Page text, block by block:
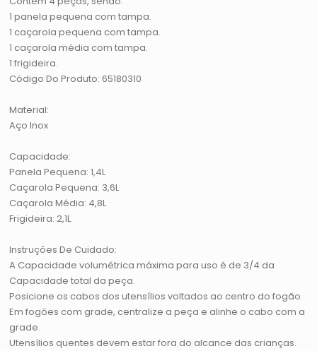
1 panela pequena com tampa.
1 caçarola pequena com tampa.
1 caçarola média com tampa.
1 frigideira.
Código Do Produto: 65180310
Material:
Aço Inox
Capacidade:
Panela Pequena: 1,4L
Caçarola Pequena: 3,6L
Caçarola Média: 4,8L
Frigideira: 2,1L
Instruções De Cuidado:
A Capacidade volumétrica máxima para uso é de 3/4 da
Capacidade total da peça.
Posicione os cabos dos utensílios voltados ao centro do fogão.
Em fogões com grade, centralize a peça e alinhe o cabo com a
grade.
Utensílios quentes devem estar fora do alcance das crianças.